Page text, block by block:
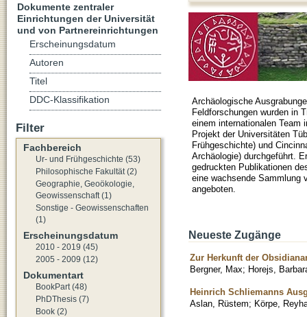
Archäologische
Feldforschungen wurden in
einem internationalen Team
Projekt der Universitäten
Frühgeschichte) und
Archäologie) durchgeführt.
gedruckten Publikationen
eine wachsende Sammlung
angeboten.
Neueste Zugänge
Zur Herkunft der
Bergner, Max; Horejs,
Heinrich Schliemanns
Aslan, Rüstem; Körpe,
Dokumente zentraler
Einrichtungen der Universität
und von Partnereinrichtungen
Erscheinungsdatum
Autoren
Titel
DDC-Klassifikation
Filter
Fachbereich
Ur- und Frühgeschichte (53)
Philosophische Fakultät (2)
Geographie, Geoökologie,
Geowissenschaft (1)
Sonstige - Geowissenschaften
(1)
Erscheinungsdatum
2010 - 2019 (45)
2005 - 2009 (12)
Dokumentart
BookPart (48)
PhDThesis (7)
Book (2)